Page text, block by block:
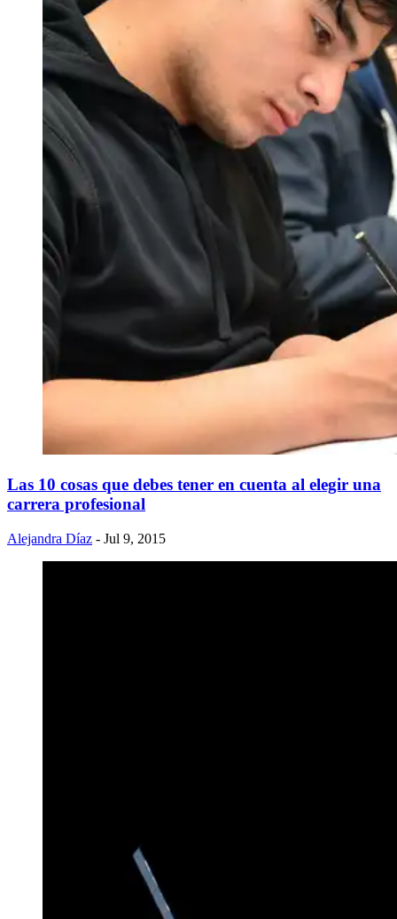
Las 10 cosas que debes tener en cuenta al elegir una
carrera profesional
Alejandra Díaz - Jul 9, 2015